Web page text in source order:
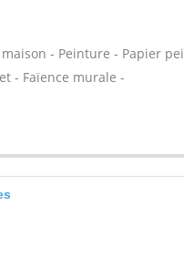
- Peinture - Papier
- Faïence murale -